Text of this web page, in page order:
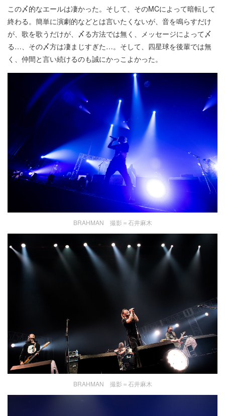
この〆的なエールは凄かった。そして、そのMCによって暗転して
終わる。簡単に演劇的などとは言いたくないが、音を鳴らすだけ
が、歌を歌うだけが、〆る方法では無く、メッセージによって〆
る…、その〆方は凄まじすぎた…。そして、四星球を後輩では無
く、仲間と言い続けるのも誠にかっこよかった。
BRAHMAN 撮影＝石井麻木
BRAHMAN 撮影＝石井麻木